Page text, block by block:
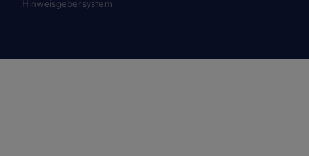
Hinweisgebersystem